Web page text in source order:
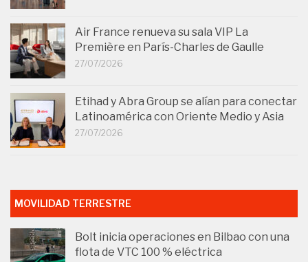
Air France renueva su sala VIP La
Première en París-Charles de Gaulle
27/07/2026
Etihad y Abra Group se alían para conectar
Latinoamérica con Oriente Medio y Asia
27/07/2026
MOVILIDAD TERRESTRE
Bolt inicia operaciones en Bilbao con una
flota de VTC 100 % eléctrica